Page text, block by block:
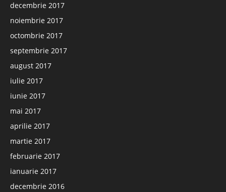
decembrie 2017
noiembrie 2017
octombrie 2017
septembrie 2017
august 2017
iulie 2017
iunie 2017
mai 2017
aprilie 2017
martie 2017
februarie 2017
ianuarie 2017
decembrie 2016